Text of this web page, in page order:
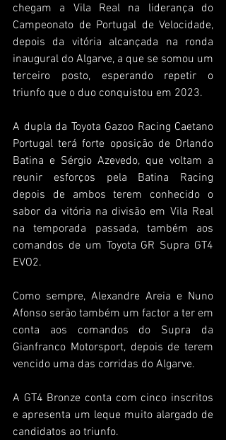
chegam a Vila Real na liderança do
Campeonato de Portugal de Velocidade,
depois da vitória alcançada na ronda
inaugural do Algarve, a que se somou um
terceiro posto, esperando repetir o
triunfo que o duo conquistou em 2023.
A dupla da Toyota Gazoo Racing Caetano
Portugal terá forte oposição de Orlando
Batina e Sérgio Azevedo, que voltam a
reunir esforços pela Batina Racing
depois de ambos terem conhecido o
sabor da vitória na divisão em Vila Real
na temporada passada, também aos
comandos de um Toyota GR Supra GT4
EVO2.
Como sempre, Alexandre Areia e Nuno
Afonso serão também um factor a ter em
conta aos comandos do Supra da
Gianfranco Motorsport, depois de terem
vencido uma das corridas do Algarve.
A GT4 Bronze conta com cinco inscritos
e apresenta um leque muito alargado de
candidatos ao triunfo.